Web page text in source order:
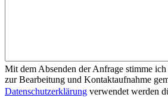
Mit dem Absenden der Anfrage stimme ich
zur Bearbeitung und Kontaktaufnahme
Datenschutzerklärung verwendet werden